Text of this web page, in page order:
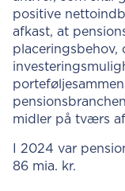
positive
afkast, at
placeringsbehov,
midler på tværs
I 2024 var
86 mia. kr.